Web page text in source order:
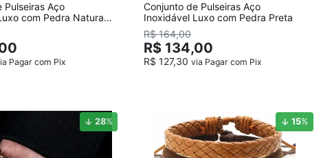
Pulseiras Aço
com Pedra Natural
Pagar com Pix
Conjunto de Pulseiras Aço
Inoxidável Luxo com Pedra Preta
R$ 164,00
R$ 134,00
R$ 127,30 via Pagar com Pix
28% 15%